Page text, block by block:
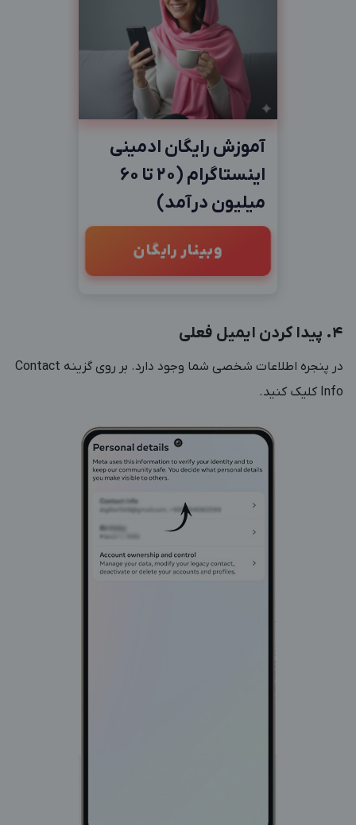
آموزش رایگان ادمینی
اینستاگرام (20 تا 60
میلیون درآمد)
وبینار رایگان
4. پیدا کردن ایمیل فعلی
در پنجره اطلاعات شخصی شما وجود دارد. بر روی گزینه Contact
Info کلیک کنید.